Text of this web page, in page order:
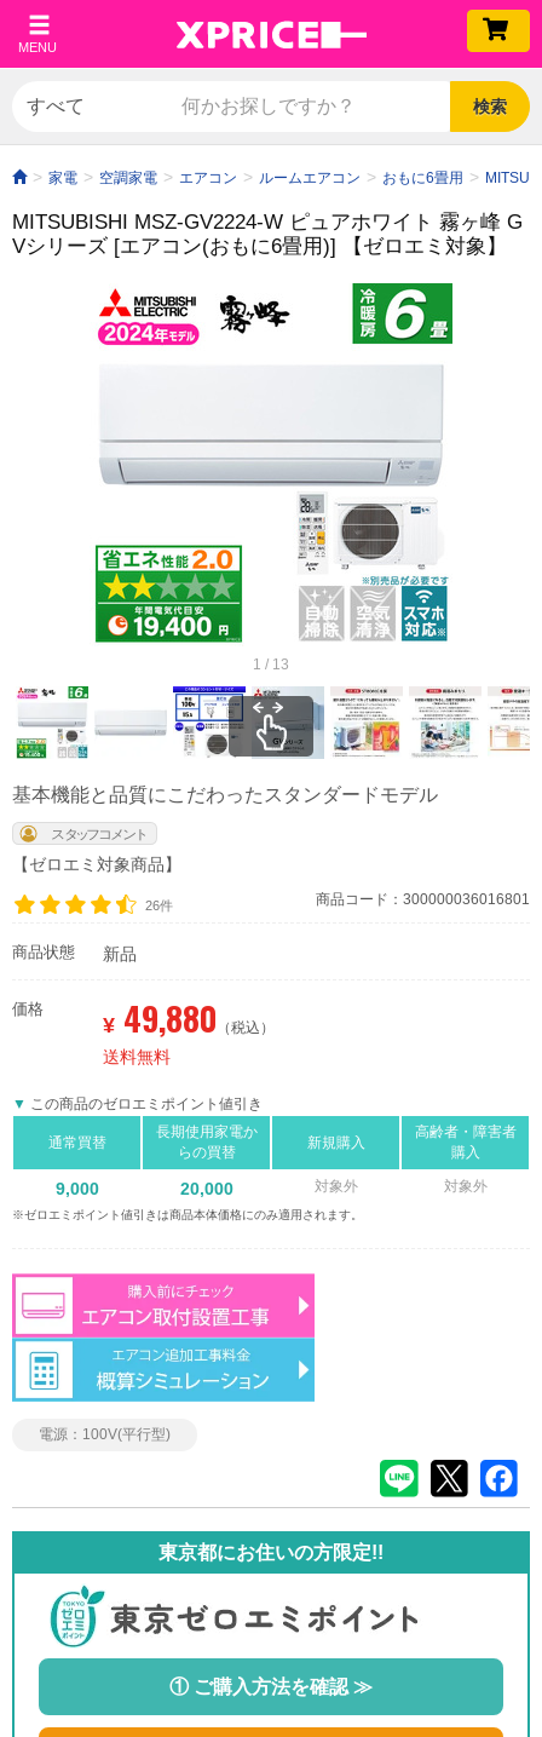
MENU
検索
家電 空調家電 エアコン ルームエアコン おもに6畳用
MITSUBISHI MSZ-GV2224-W ピュアホワイト 霧ヶ峰 G
Vシリーズ [エアコン(おもに6畳用)]
【ゼロエミ対象】
1 / 13
基本機能と品質にこだわったスタンダードモデル
【ゼロエミ対象商品】
26件 商品コード：300000036016801
商品状態 新品
価格
¥ 49,880 （税込）
送料無料
この商品のゼロエミポイント値引き
通常買替
長期使用家電か
らの買替
新規購入
高齢者・障害者
購入
9,000 20,000 対象外 対象外
※ゼロエミポイント値引きは商品本体価格にのみ適用されます。
電源：100V(平行型)
東京都にお住いの方限定!!
① ご購入方法を確認 ≫